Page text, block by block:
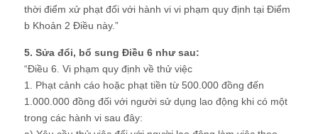
thời điểm xử phạt đối với hành vi vi phạm quy định tại Điểm
b Khoản 2 Điều này.”
5. Sửa đổi, bổ sung Điều 6 như sau:
“Điều 6. Vi phạm quy định về thử việc
1. Phạt cảnh cáo hoặc phạt tiền từ 500.000 đồng đến
1.000.000 đồng đối với người sử dụng lao động khi có một
trong các hành vi sau đây: